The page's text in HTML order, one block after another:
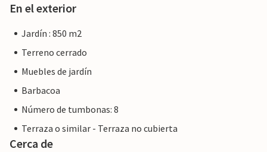
En el exterior
Jardín : 850 m2
Terreno cerrado
Muebles de jardín
Barbacoa
Número de tumbonas: 8
Terraza o similar - Terraza no cubierta
Cerca de